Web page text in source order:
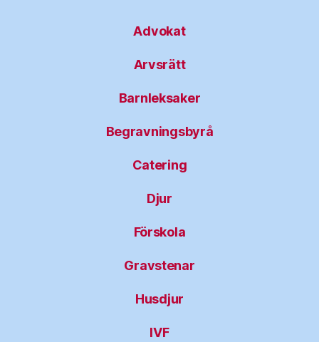
Advokat
Arvsrätt
Barnleksaker
Begravningsbyrå
Catering
Djur
Förskola
Gravstenar
Husdjur
IVF